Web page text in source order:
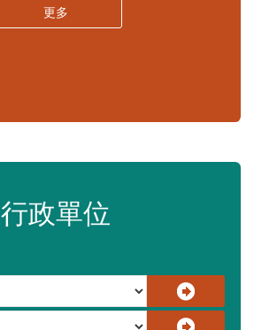
更多
行政單位